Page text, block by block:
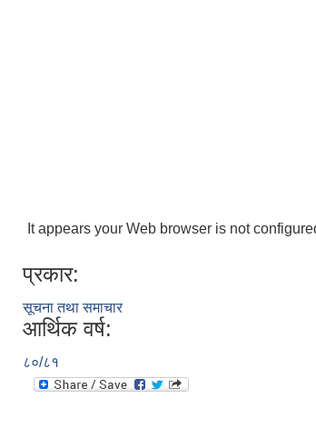
It appears your Web browser is not
प्रकार:
सूचना तथा समाचार
आर्थिक वर्ष:
८०/८१